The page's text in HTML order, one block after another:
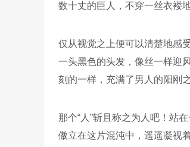
数十丈的巨人，不穿一丝衣褛
仅从视觉之上便可以清楚地感
一头黑色的头发，像丝一样迎
刻的一样，充满了男人的阳刚之
那个“人”斩且称之为人吧！站
傲立在这片混沌中，遥遥凝视